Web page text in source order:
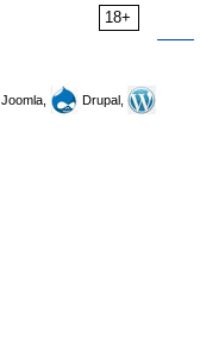
18+
Joomla,
Drupal,